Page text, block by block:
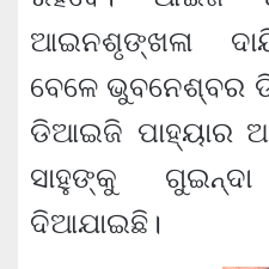
ଆଇନଶୃଙ୍ଖଳା
ବେଳେ ଭୁବନେଶ୍ବର
ଡିଆଇଜି ପାହ୍ୟାର
ସାହୁଙ୍କୁ
ଦିଆଯାଇଛି।